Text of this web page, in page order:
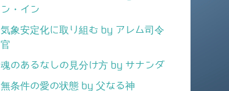
ン・イン
気象安定化に取り組む by アレム司令
官
魂のあるなしの見分け方 by サナンダ
無条件の愛の状態 by 父なる神